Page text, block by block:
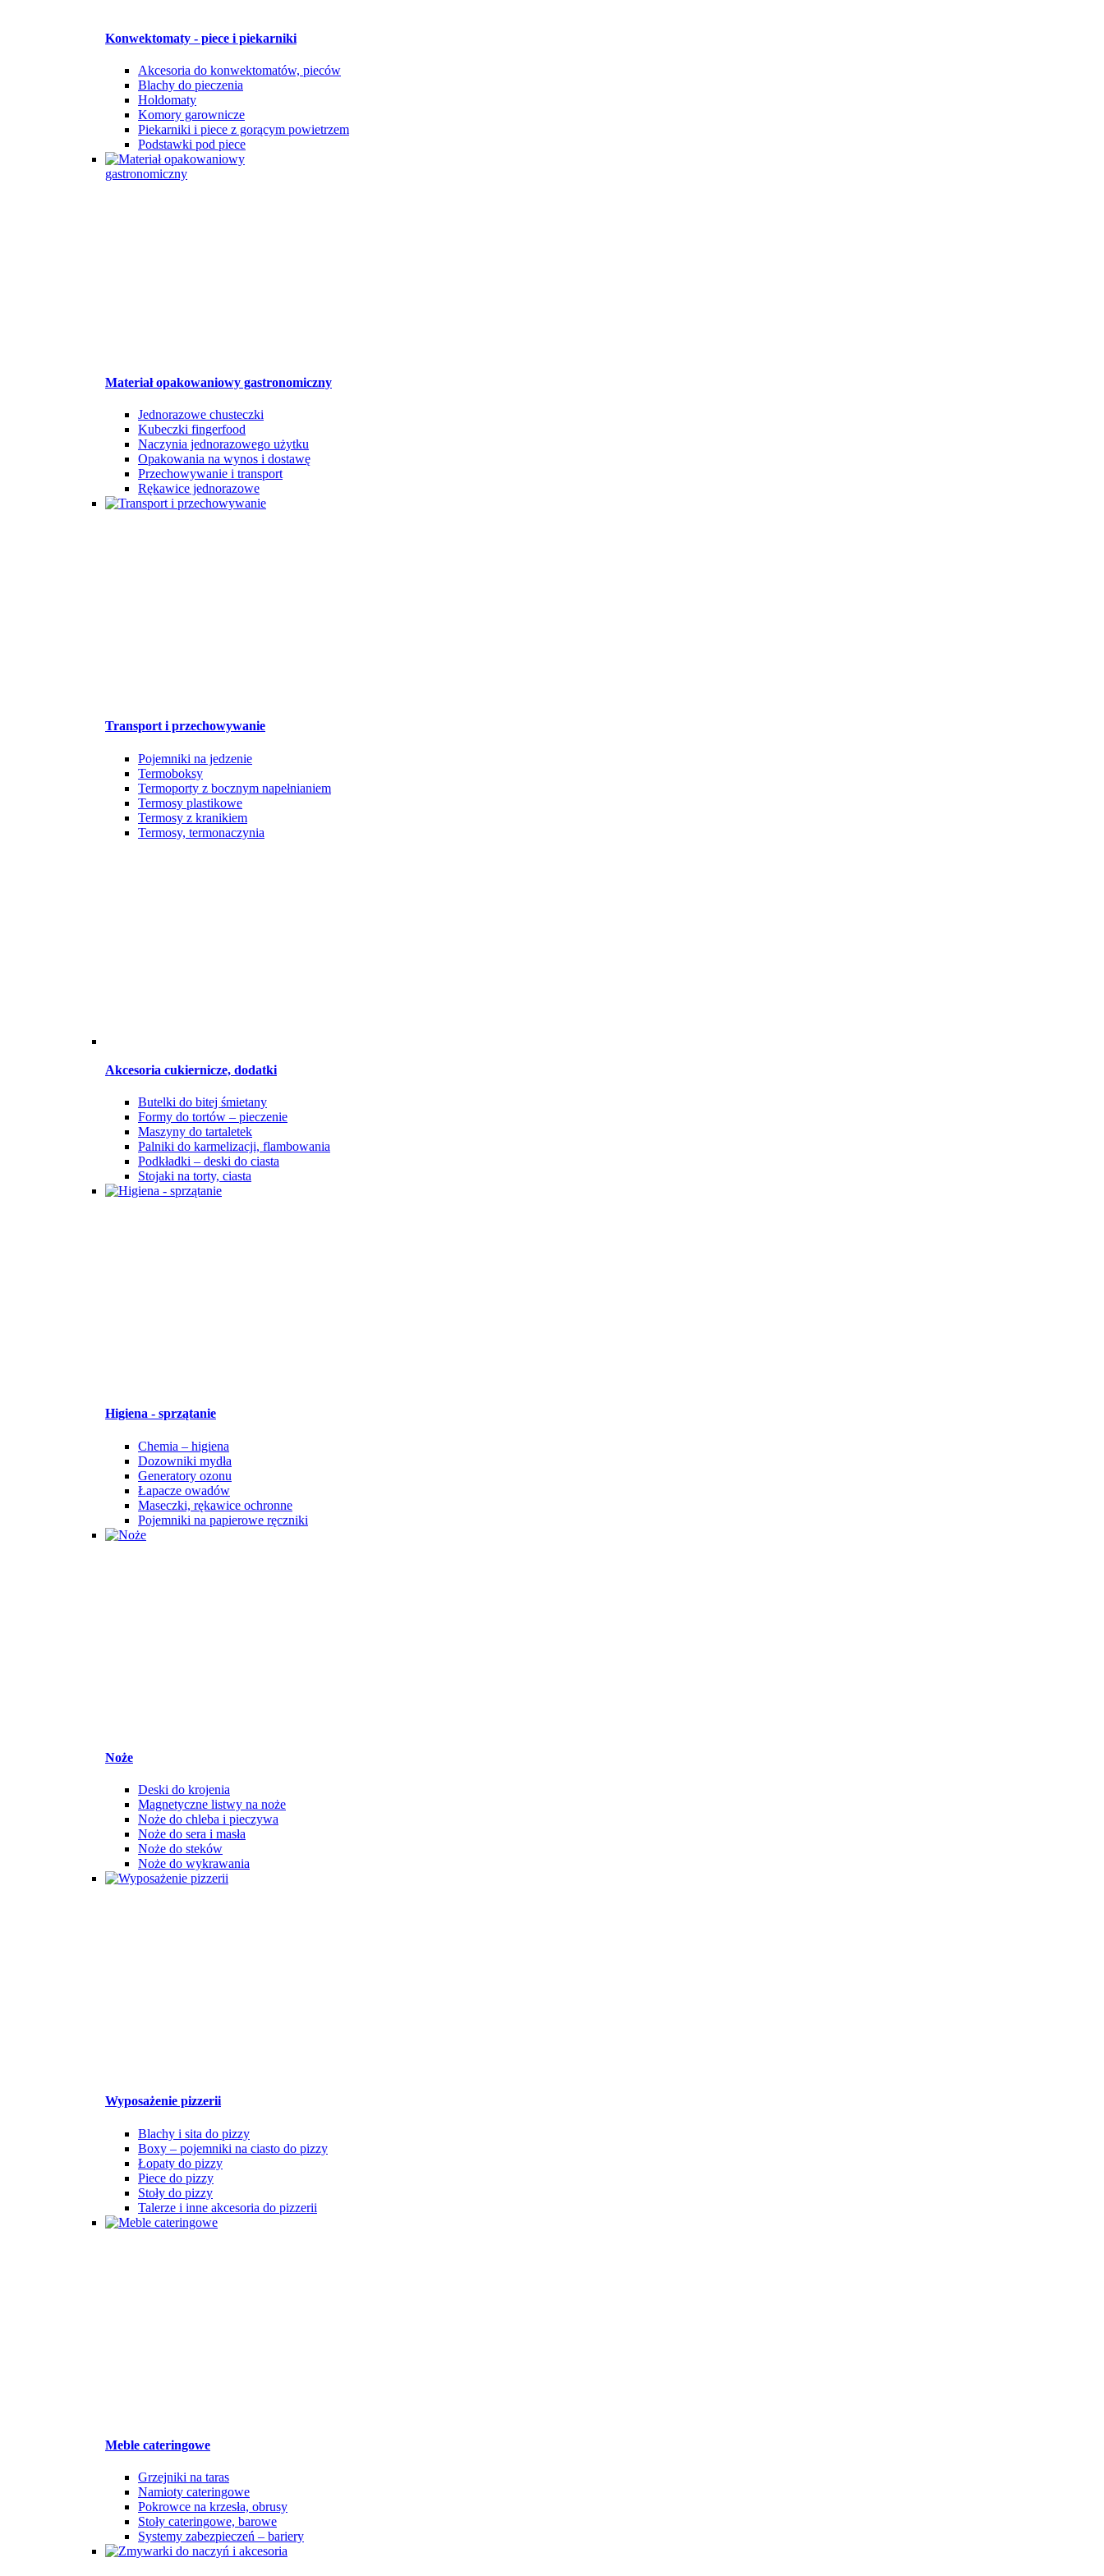
Konwektomaty - piece i piekarniki
Akcesoria do konwektomatów, pieców
Blachy do pieczenia
Holdomaty
Komory garownicze
Piekarniki i piece z gorącym powietrzem
Podstawki pod piece
Materiał opakowaniowy gastronomiczny
Jednorazowe chusteczki
Kubeczki fingerfood
Naczynia jednorazowego użytku
Opakowania na wynos i dostawę
Przechowywanie i transport
Rękawice jednorazowe
Transport i przechowywanie
Pojemniki na jedzenie
Termoboksy
Termoporty z bocznym napełnianiem
Termosy plastikowe
Termosy z kranikiem
Termosy, termonaczynia
Akcesoria cukiernicze, dodatki
Butelki do bitej śmietany
Formy do tortów – pieczenie
Maszyny do tartaletek
Palniki do karmelizacji, flambowania
Podkładki – deski do ciasta
Stojaki na torty, ciasta
Higiena - sprzątanie
Chemia – higiena
Dozowniki mydła
Generatory ozonu
Łapacze owadów
Maseczki, rękawice ochronne
Pojemniki na papierowe ręczniki
Noże
Deski do krojenia
Magnetyczne listwy na noże
Noże do chleba i pieczywa
Noże do sera i masła
Noże do steków
Noże do wykrawania
Wyposażenie pizzerii
Blachy i sita do pizzy
Boxy – pojemniki na ciasto do pizzy
Łopaty do pizzy
Piece do pizzy
Stoły do pizzy
Talerze i inne akcesoria do pizzerii
Meble cateringowe
Grzejniki na taras
Namioty cateringowe
Pokrowce na krzesła, obrusy
Stoły cateringowe, barowe
Systemy zabezpieczeń – bariery